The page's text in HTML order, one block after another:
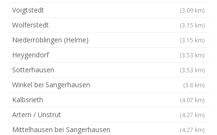
Voigtstedt (3.09 km)
Wolferstedt (3.15 km)
Niederröblingen (Helme) (3.15 km)
Heygendorf (3.53 km)
Sotterhausen (3.53 km)
Winkel bei Sangerhausen (3.6 km)
Kalbsrieth (4.07 km)
Artern / Unstrut (4.27 km)
Mittelhausen bei Sangerhausen (4.27 km)